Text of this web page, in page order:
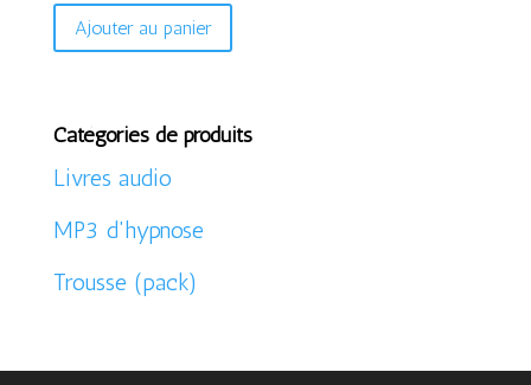
Ajouter au panier
Catégories de produits
Livres audio
MP3 d'hypnose
Trousse (pack)